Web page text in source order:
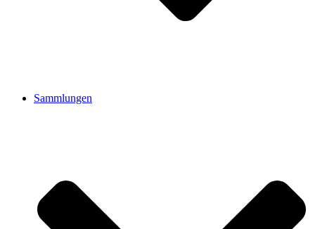
Sammlungen